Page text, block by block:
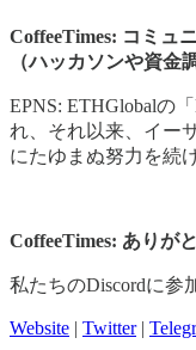
CoffeeTimes: コミュ
（ハッカソンや資金
EPNS: ETHGlobalの
れ、それ以来、イー
にたゆまぬ努力を続
CoffeeTimes: ありが
私たちのDiscordに参
Website | Twitter|